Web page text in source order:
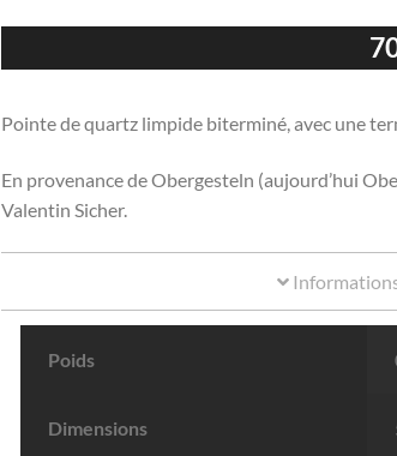
Pointe de quartz limpide biterminé, avec une
En provenance de Obergesteln (aujourd’hui
Valentin Sicher.
Poids
Dimensions